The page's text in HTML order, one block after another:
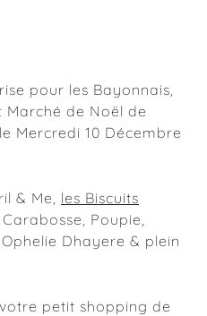
pour les Bayonnais,
de Noël de
le Mercredi 10 Décembre
& Me, les Biscuits
, Carabosse, Poupie,
Dhayere & plein
petit shopping de